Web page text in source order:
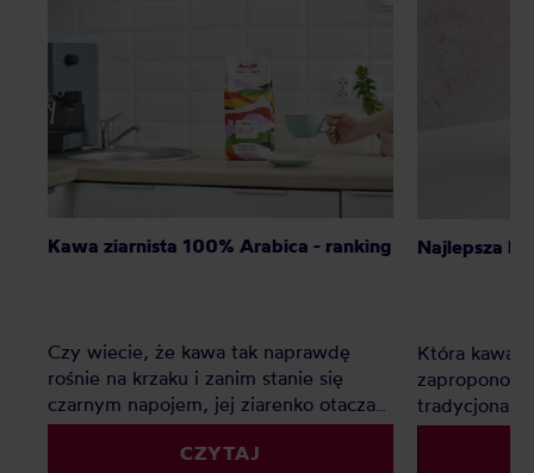
Kawa ziarnista 100% Arabica - ranking
Czy wiecie, że kawa tak naprawdę
rośnie na krzaku i zanim stanie się
czarnym napojem, jej ziarenko otacza
słodki owoc? Istnieją tylko dwa gatunki
kawy: Arabika i Robusta
CZYTAJ
Najlepsza
Która kawa